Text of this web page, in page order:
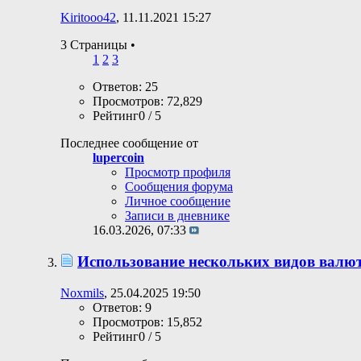
Kiritooo42, 11.11.2021 15:27
3 Страницы •
1 2 3
Ответов: 25
Просмотров: 72,829
Рейтинг0 / 5
Последнее сообщение от
lupercoin
Просмотр профиля
Сообщения форума
Личное сообщение
Записи в дневнике
16.03.2026, 07:33
Использование нескольких видов
Noxmils, 25.04.2025 19:50
Ответов: 9
Просмотров: 15,852
Рейтинг0 / 5